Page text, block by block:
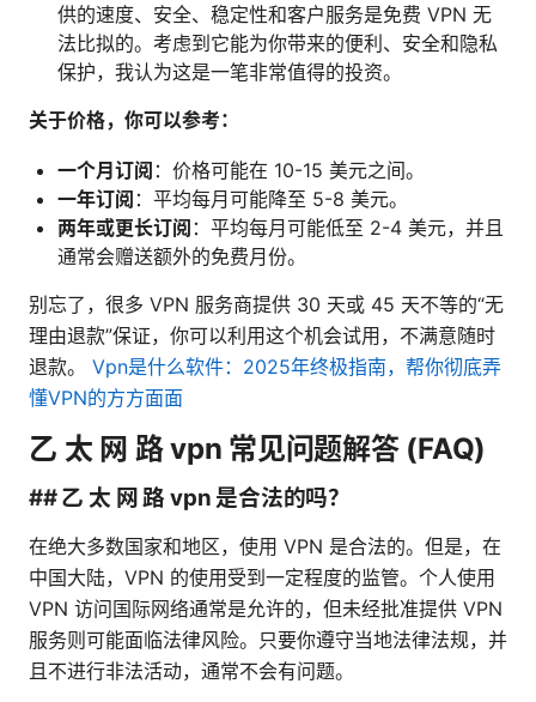
供的速度、安全、稳定性和客户服务是免费 VPN 无
法比拟的。考虑到它能为你带来的便利、安全和隐私
保护，我认为这是一笔非常值得的投资。
关于价格，你可以参考：
一个月订阅 ：价格可能在 10-15 美元之间。
一年订阅 ：平均每月可能降至 5-8 美元。
两年或更长订阅 ：平均每月可能低至 2-4 美元，并且
通常会赠送额外的免费月份。
别忘了，很多 VPN 服务商提供 30 天或 45 天不等的“无
理由退款”保证，你可以利用这个机会试用，不满意随时
退款。 Vpn是什么软件：2025年终极指南，帮你彻底弄
懂VPN的方方面面
乙 太 网 路 vpn 常见问题解答 (FAQ)
## 乙 太 网 路 vpn 是合法的吗？
在绝大多数国家和地区，使用 VPN 是合法的。但是，在
中国大陆，VPN 的使用受到一定程度的监管。个人使用
VPN 访问国际网络通常是允许的，但未经批准提供 VPN
服务则可能面临法律风险。只要你遵守当地法律法规，并
且不进行非法活动，通常不会有问题。